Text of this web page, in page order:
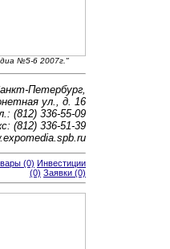
№5-6 2007г."
Петербург,
ул., д. 16
(812) 336-55-09
(812) 336-51-39
(0) Инвестиции
(0) Заявки (0)